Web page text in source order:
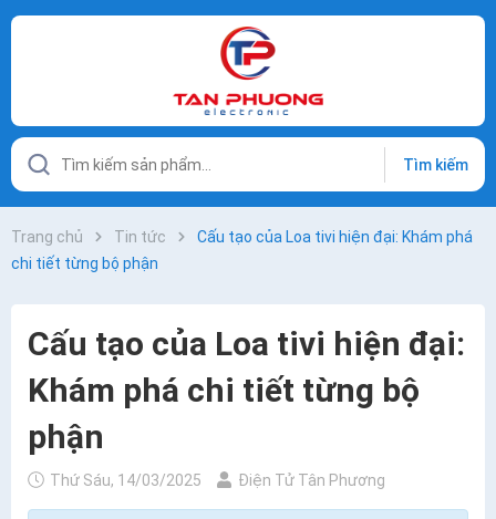
Tìm kiếm
Trang chủ Tin tức
Cấu tạo của Loa tivi hiện đại: Khám phá
chi tiết từng bộ phận
Cấu tạo của Loa tivi hiện đại:
Khám phá chi tiết từng bộ
phận
Thứ Sáu, 14/03/2025 Điện Tử Tân Phương